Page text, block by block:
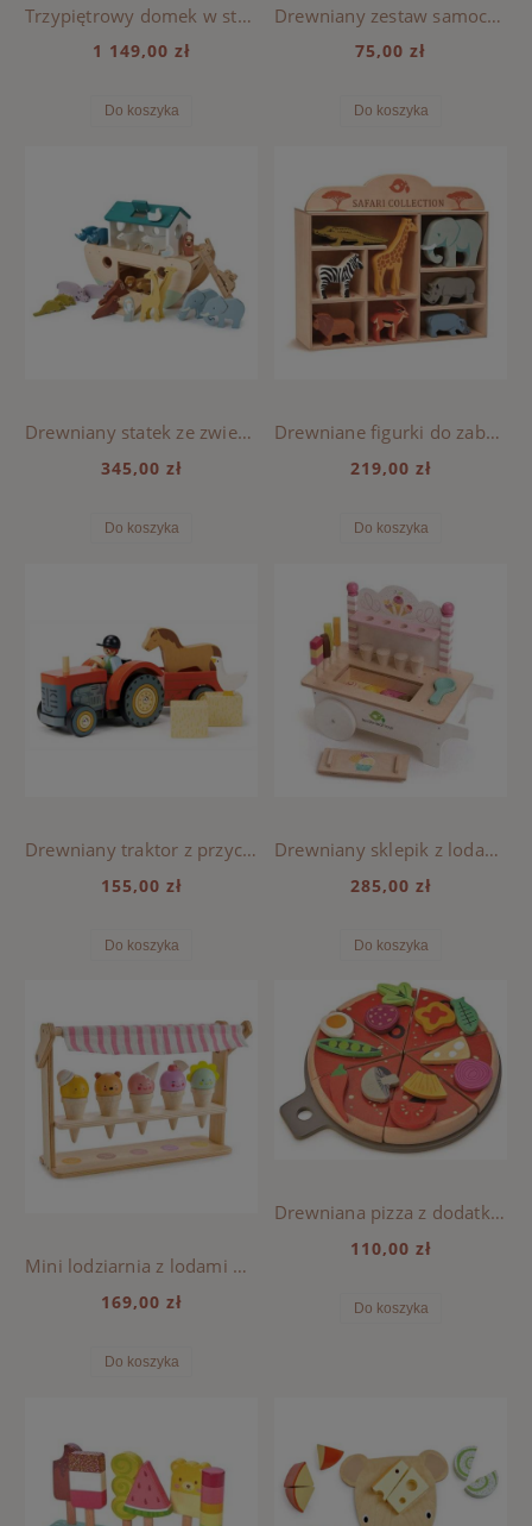
Trzypiętrowy domek w stylu kolonialnym - Tender Leaf Toys
1 149,00 zł
Do koszyka
Drewniany zestaw samochodów Smart Car - Tender Leaf Toys
75,00 zł
Do koszyka
Drewniany statek ze zwierzątkami, Arka Noego - Tender Leaf Toys
345,00 zł
Do koszyka
Drewniane figurki do zabawy - zwierzęta Safari - Tender Leaf Toys
219,00 zł
Do koszyka
Drewniany traktor z przyczepą i akcesoriami - Tender Leaf Toys
155,00 zł
Do koszyka
Drewniany sklepik z lodami na magnesy - Tender Leaf Toys
285,00 zł
Do koszyka
Mini lodziarnia z lodami w rożkach - Tender Leaf Toys
169,00 zł
Do koszyka
Drewniana pizza z dodatkami na rzepy - Tender Leaf Toys
110,00 zł
Do koszyka